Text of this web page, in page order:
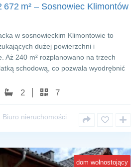
672 m² – Sosnowiec Klimontów
w sosnowieckim Klimontowie to
dużej powierzchni i
Aż 240 m² rozplanowano na trzech
schodową, co pozwala wyodrębnić
2 7
Biuro nieruchomości
dom wolnostojący